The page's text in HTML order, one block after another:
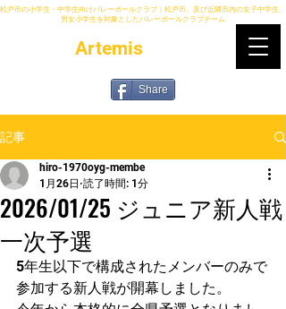
Artemis
Share
松戸市の小学生・中学生向けバレーボールクラブ｜松戸市、及び近隣市内の女子中学生、
男女小学生を対象としたバレーボールクラブチーム
記事
2026/01/25 ジュニア新人戦
一次予選
hiro-1970oyg-membe
1月26日 読了時間: 1分
5年生以下で構成されたメンバーのみで
参加する新人戦が開幕しました。